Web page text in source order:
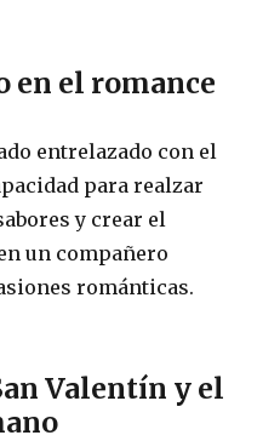
en el romance
entrelazado con el
para realzar
y crear el
un compañero
románticas.
Valentín y el